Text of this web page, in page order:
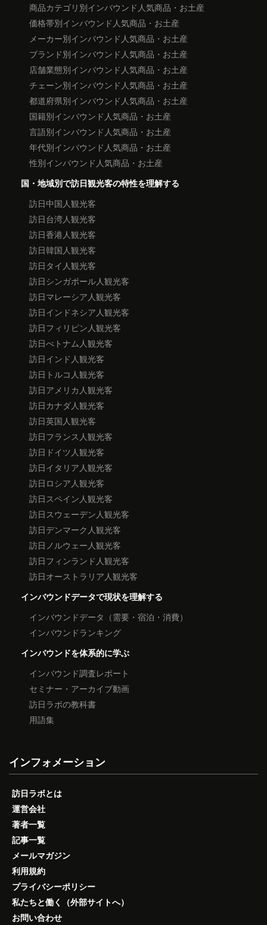
商品カテゴリ別インバウンド人気商品・お土産
価格帯別インバウンド人気商品・お土産
メーカー別インバウンド人気商品・お土産
ブランド別インバウンド人気商品・お土産
店舗業態別インバウンド人気商品・お土産
チェーン別インバウンド人気商品・お土産
都道府県別インバウンド人気商品・お土産
国籍別インバウンド人気商品・お土産
言語別インバウンド人気商品・お土産
年代別インバウンド人気商品・お土産
性別インバウンド人気商品・お土産
国・地域別で訪日観光客の特性を理解する
訪日中国人観光客
訪日台湾人観光客
訪日香港人観光客
訪日韓国人観光客
訪日タイ人観光客
訪日シンガポール人観光客
訪日マレーシア人観光客
訪日インドネシア人観光客
訪日フィリピン人観光客
訪日べトナム人観光客
訪日インド人観光客
訪日トルコ人観光客
訪日アメリカ人観光客
訪日カナダ人観光客
訪日英国人観光客
訪日フランス人観光客
訪日ドイツ人観光客
訪日イタリア人観光客
訪日ロシア人観光客
訪日スペイン人観光客
訪日スウェーデン人観光客
訪日デンマーク人観光客
訪日ノルウェー人観光客
訪日フィンランド人観光客
訪日オーストラリア人観光客
インバウンドデータで現状を理解する
インバウンドデータ（需要・宿泊・消費）
インバウンドランキング
インバウンドを体系的に学ぶ
インバウンド調査レポート
セミナー・アーカイブ動画
訪日ラボの教科書
用語集
インフォメーション
訪日ラボとは
運営会社
著者一覧
記事一覧
メールマガジン
利用規約
プライバシーポリシー
私たちと働く（外部サイトへ）
お問い合わせ